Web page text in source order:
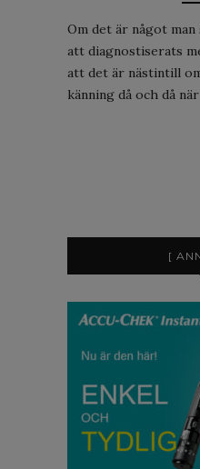
Om det är något
att diagnostiserats
att det är nästintill
känning då och då
[